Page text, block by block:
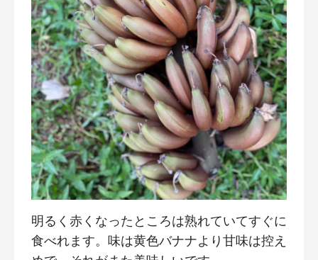
明るく赤くなったところは熟れていてすぐに
食べれます。味は黄色バナナより甘味は控え